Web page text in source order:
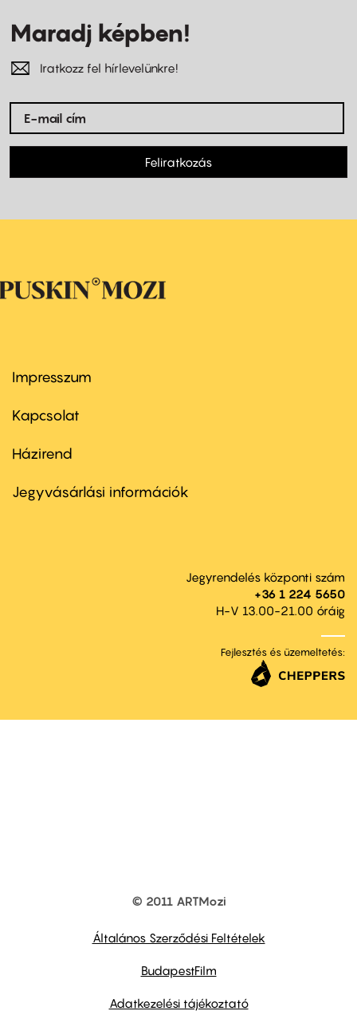
Maradj képben!
Iratkozz fel hírlevelünkre!
Feliratkozás
Footer
first
Impresszum
Kapcsolat
Footer
second
Házirend
Jegyvásárlási információk
Jegyrendelés központi szám
+36 1 224 5650
H-V 13.00-21.00 óráig
Fejlesztés és üzemeltetés:
© 2011 ARTMozi
Általános Szerződési Feltételek
BudapestFilm
Adatkezelési tájékoztató